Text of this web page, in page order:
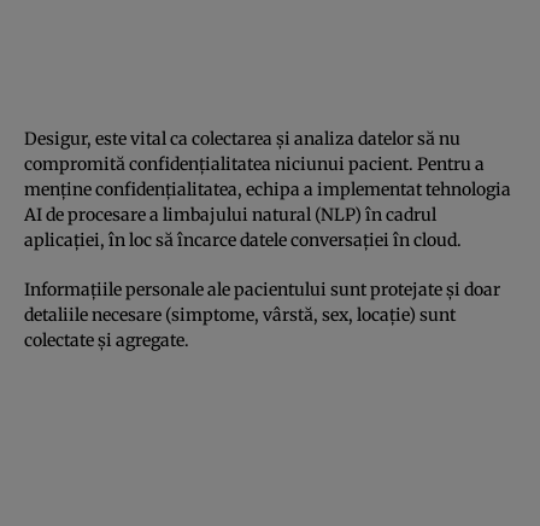
Desigur, este vital ca colectarea și analiza datelor să nu
compromită confidențialitatea niciunui pacient. Pentru a
menține confidențialitatea, echipa a implementat tehnologia
AI de procesare a limbajului natural (NLP) în cadrul
aplicației, în loc să încarce datele conversației în cloud.
Informațiile personale ale pacientului sunt protejate și doar
detaliile necesare (simptome, vârstă, sex, locație) sunt
colectate și agregate.